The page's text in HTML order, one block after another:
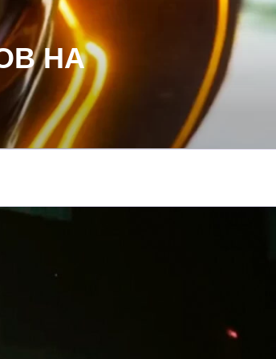
НА